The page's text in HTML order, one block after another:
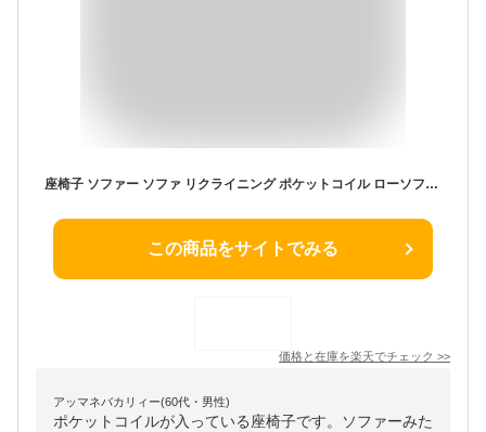
座椅子 ソファー ソファ リクライニング ポケットコイル ローソファ フロアソファ 1人掛け 一人掛け フロアソファー 座いす チェア 椅子 いす こたつ 北欧 I字 腰痛 ラッコ ドリス
この商品をサイトでみる
価格と在庫を楽天でチェック >>
アッマネバカリィー(60代・男性)
ポケットコイルが入っている座椅子です。ソファーみた